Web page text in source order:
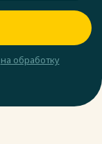
на обработку